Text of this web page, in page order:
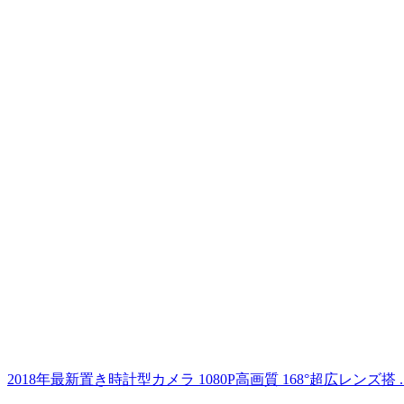
2018年最新置き時計型カメラ 1080P高画質 168°超広レンズ搭